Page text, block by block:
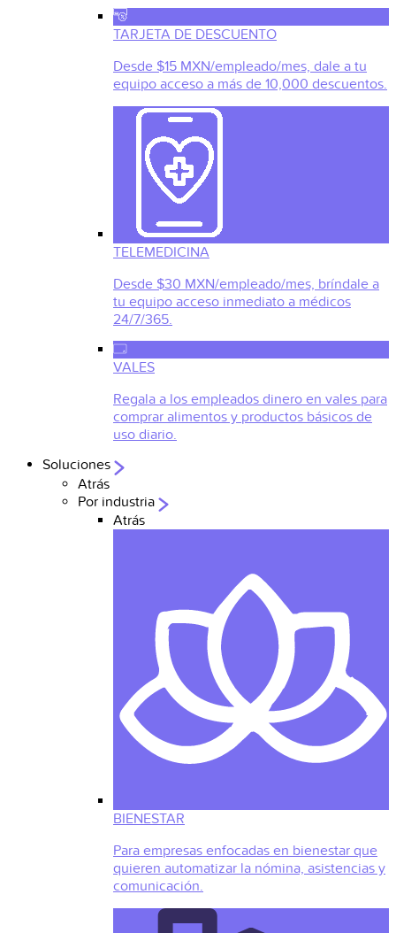
TARJETA DE DESCUENTO
Desde $15 MXN/empleado/mes, dale a tu
equipo acceso a más de 10,000 descuentos.
TELEMEDICINA
Desde $30 MXN/empleado/mes, bríndale a
tu equipo acceso inmediato a médicos
24/7/365.
VALES
Regala a los empleados dinero en vales para
comprar alimentos y productos básicos de
uso diario.
Soluciones
Atrás
Por industria
Atrás
BIENESTAR
Para empresas enfocadas en bienestar que
quieren automatizar la nómina, asistencias y
comunicación.